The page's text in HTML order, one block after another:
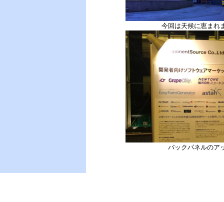
今回は天候に恵まれ
バックパネルのア